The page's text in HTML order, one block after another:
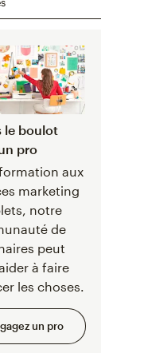
le boulot
pro
aux
marketing
notre
de
peut
à faire
les choses.
un pro